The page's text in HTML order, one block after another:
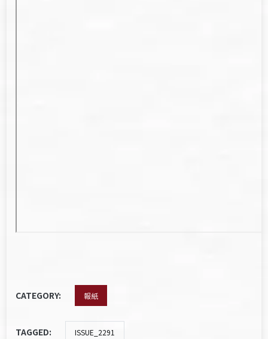
CATEGORY: 報紙
TAGGED: ISSUE_2291